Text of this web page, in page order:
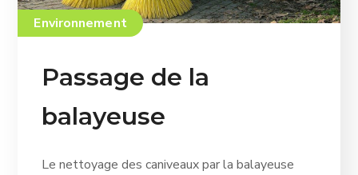
Environnement
Passage de la
balayeuse
Le nettoyage des caniveaux par la balayeuse